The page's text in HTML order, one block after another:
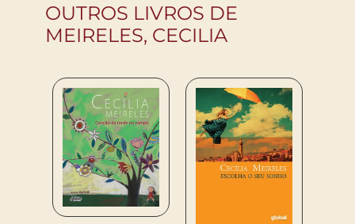
OUTROS LIVROS DE
MEIRELES, CECILIA